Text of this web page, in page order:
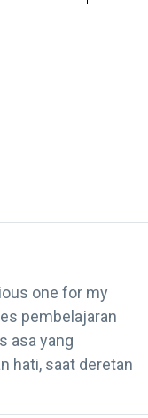
one for my
pembelajaran
asa yang
hati, saat deretan